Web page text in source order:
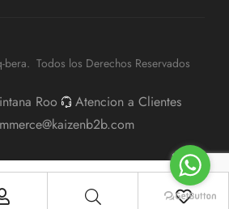
Todos los Derechos Reservados
Roo
Atencion a Clientes